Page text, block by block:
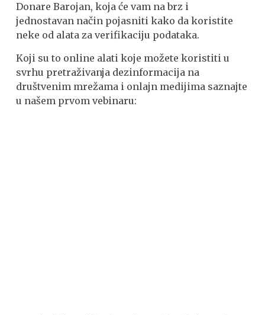
Donare Barojan, koja će vam na brz i
jednostavan način pojasniti kako da koristite
neke od alata za verifikaciju podataka.
Koji su to online alati koje možete koristiti u
svrhu pretraživanja dezinformacija na
društvenim mrežama i onlajn medijima saznajte
u našem prvom vebinaru: